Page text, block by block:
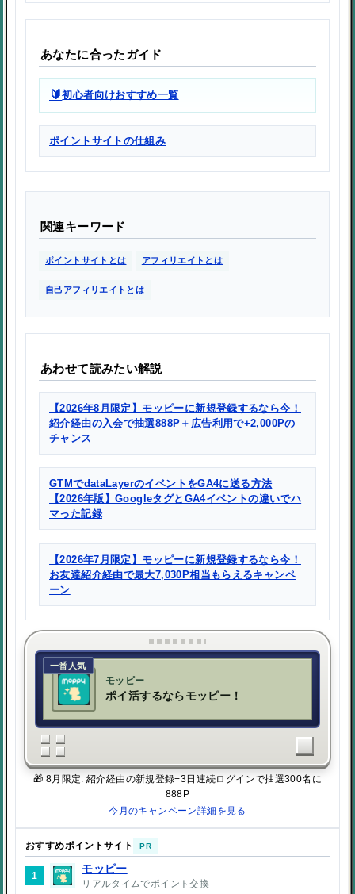
あなたに合ったガイド
🔰初心者向けおすすめ一覧
ポイントサイトの仕組み
関連キーワード
ポイントサイトとは アフィリエイトとは
自己アフィリエイトとは
あわせて読みたい解説
【2026年8月限定】モッピーに新規登録するなら今！
紹介経由の入会で抽選888P＋広告利用で+2,000Pの
チャンス
GTMでdataLayerのイベントをGA4に送る方法
【2026年版】GoogleタグとGA4イベントの違いでハ
マった記録
【2026年7月限定】モッピーに新規登録するなら今！
お友達紹介経由で最大7,030P相当もらえるキャンペ
ーン
一番人気
モッピー
ポイ活するならモッピー！
🎁 8月限定: 紹介経由の新規登録+3日連続ログインで抽選300名に
888P
今月のキャンペーン詳細を見る
おすすめポイントサイト PR
1
モッピー
リアルタイムでポイント交換